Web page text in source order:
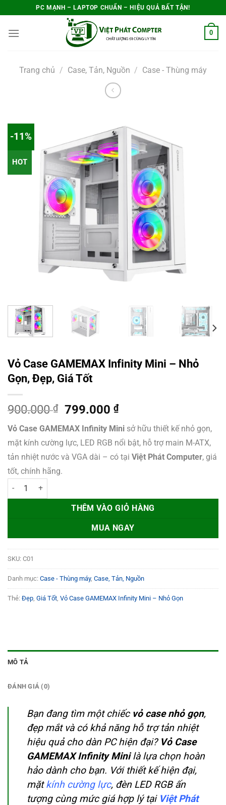
nội
PC MẠNH – LAPTOP CHUẨN – HIỆU QUẢ BẤT TẬN!
0
Trang chủ / Case, Tản, Nguồn / Case - Thùng máy
-11%
HOT
Vỏ Case GAMEMAX Infinity Mini – Nhỏ
Gọn, Đẹp, Giá Tốt
900.000₫
Giá
là:
900.000 ₫.
799.000₫Giá
hiện
tại
là:
799.000 ₫.
Vỏ Case GAMEMAX Infinity Mini sở hữu thiết kế nhỏ gọn,
mặt kính cường lực, LED RGB nổi bật, hỗ trợ main M-ATX,
tản nhiệt nước và VGA dài – có tại Việt Phát Computer, giá
tốt, chính hãng.
Vỏ Case GAMEMAX Infinity Mini – Nhỏ Gọn, Đẹp, Giá Tốt số lượng
THÊM VÀO GIỎ HÀNG
MUA NGAY
SKU: C01
Danh mục: Case - Thùng máy, Case, Tản, Nguồn
Thẻ: Đẹp Giá Tốt Vỏ Case GAMEMAX Infinity Mini – Nhỏ Gọn
MÔ TẢ
ĐÁNH GIÁ (0)
Bạn đang tìm một chiếc vỏ case nhỏ gọn,
đẹp mắt và có khả năng hỗ trợ tản nhiệt
hiệu quả cho dàn PC hiện đại? Vỏ Case
GAMEMAX Infinity Minilà lựa chọn hoàn
hảo dành cho bạn. Với thiết kế hiện đại,
mặtkính cường lực, đèn LED RGB ấn
tượng cùng mức giá hợp lý tại Việt Phát